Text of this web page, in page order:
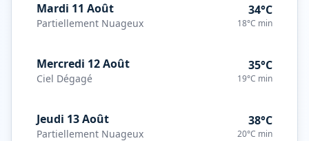
Mardi 11 Août
Partiellement Nuageux
34°C
18°C min
Mercredi 12 Août
Ciel Dégagé
35°C
19°C min
Jeudi 13 Août
Partiellement Nuageux
38°C
20°C min